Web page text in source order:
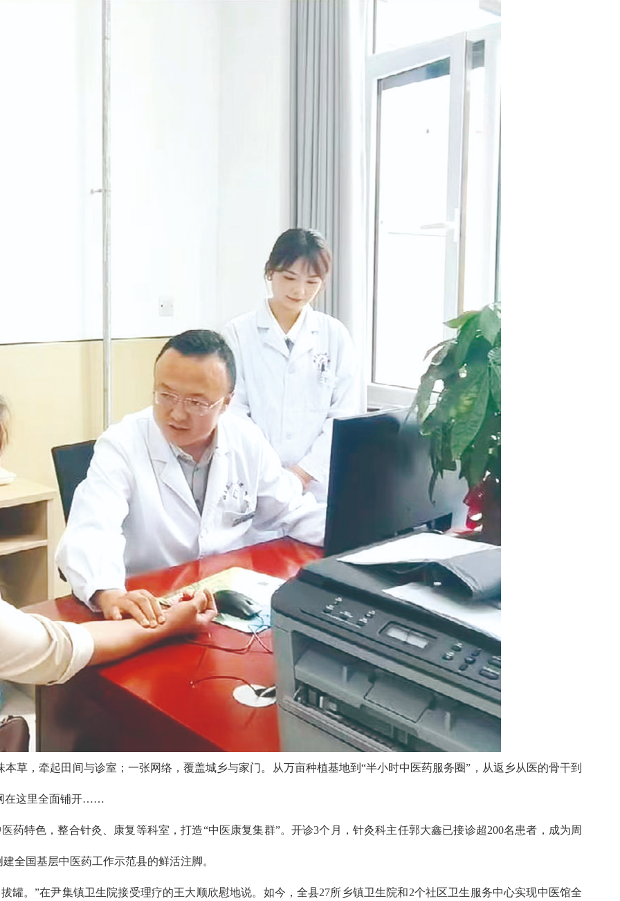
草，牵起田间与诊室；一张网络，覆盖城乡与家门。从万亩种植基地到“半小时中医药服务圈”，从返乡从医的骨干到
在这里全面铺开……
药特色，整合针灸、康复等科室，打造“中医康复集群”。开诊3个月，针灸科主任郭大鑫已接诊超200名患者，成为周
全国基层中医药工作示范县的鲜活注脚。
罐。”在尹集镇卫生院接受理疗的王大顺欣慰地说。如今，全县27所乡镇卫生院和2个社区卫生服务中心实现中医馆全